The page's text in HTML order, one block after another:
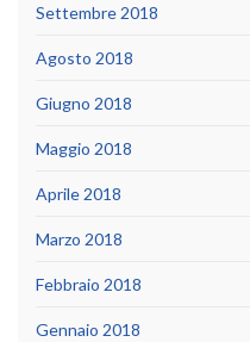
Settembre 2018
Agosto 2018
Giugno 2018
Maggio 2018
Aprile 2018
Marzo 2018
Febbraio 2018
Gennaio 2018